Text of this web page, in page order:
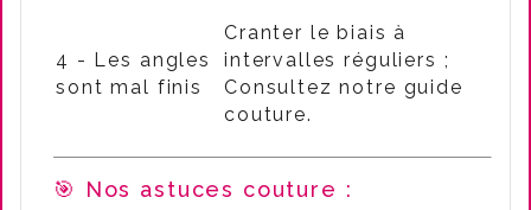
4 - Les angles
sont mal finis
Cranter le biais à
intervalles réguliers ;
Consultez notre guide
couture.
🎯 Nos astuces couture :